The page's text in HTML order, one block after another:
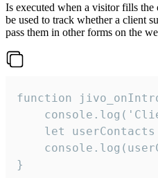
Is executed when a visitor fills
be used to track whether a client
pass them in other forms on the
function
let
}